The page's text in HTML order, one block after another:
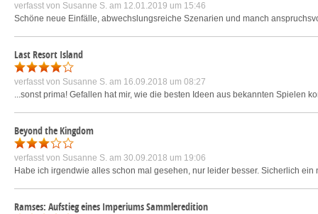
verfasst von Susanne S. am 12.01.2019 um 15:46
Schöne neue Einfälle, abwechslungsreiche Szenarien und manch
Last Resort Island
verfasst von Susanne S. am 16.09.2018 um 08:27
...sonst prima! Gefallen hat mir, wie die besten Ideen aus bekannten Spielen
Beyond the Kingdom
verfasst von Susanne S. am 30.09.2018 um 19:06
Habe ich irgendwie alles schon mal gesehen, nur leider besser. Sicherlich
Ramses: Aufstieg eines Imperiums Sammleredition